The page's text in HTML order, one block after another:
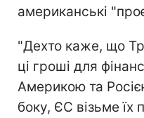
американські
"Дехто каже, що
ці гроші для
Америкою та
боку, ЄС візьме їх